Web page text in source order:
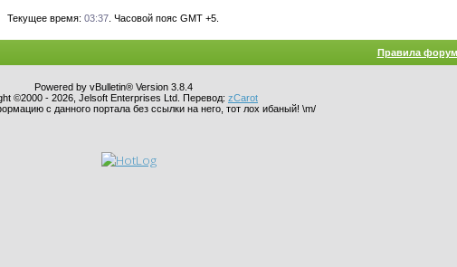
Текущее время: 03:37. Часовой пояс GMT +5.
Правила
Powered by vBulletin® Version 3.8.4
©2000 - 2026, Jelsoft Enterprises Ltd. Перевод: zCarot
с данного портала без ссылки на него, тот лох ибаный! \m/